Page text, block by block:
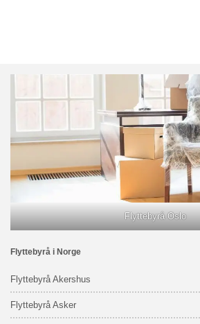
Flyttebyrå Oslo
Flyttebyrå i Norge
Flyttebyrå Akershus
Flyttebyrå Asker